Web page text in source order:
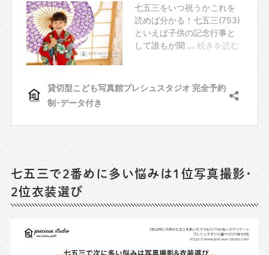
七五三で2番めに多い悩みは1位写真撮影･
2位衣装選び